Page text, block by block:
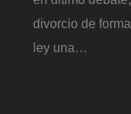
divorcio de
ley una…